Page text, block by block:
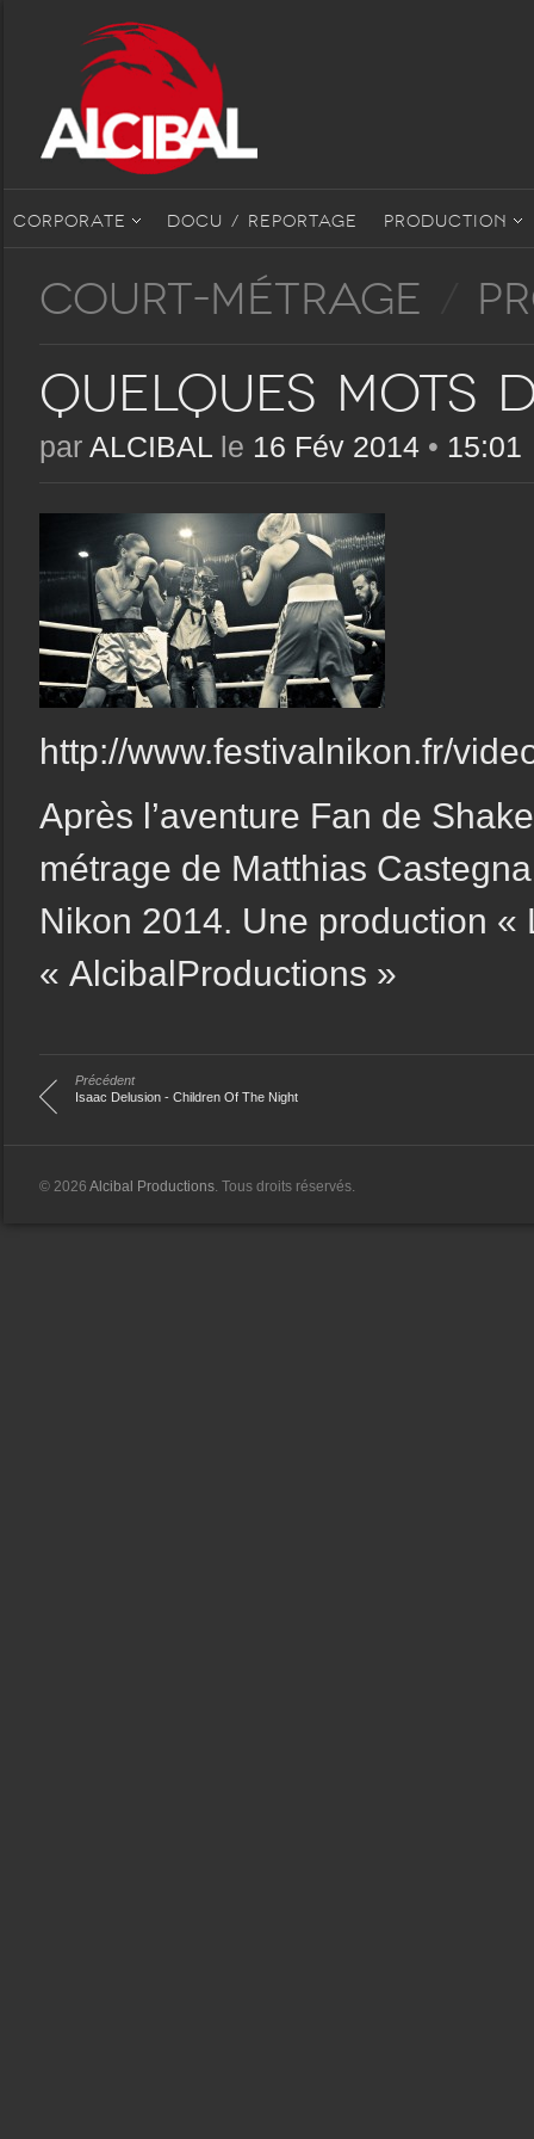
CORPORATE DOCU / REPORTAGE PRODUCTION
COURT-MÉTRAGE
Quelques mots
par ALCIBALle 16 Fév 2014• 15:01
http://www.festivalnikon.fr/
Après l’aventure Fan de
métrage de Matthias
Nikon 2014. Une production «
« AlcibalProductions »
Précédent
Isaac Delusion - Children Of The Night
© 2026 Alcibal Productions. Tous droits réservés.